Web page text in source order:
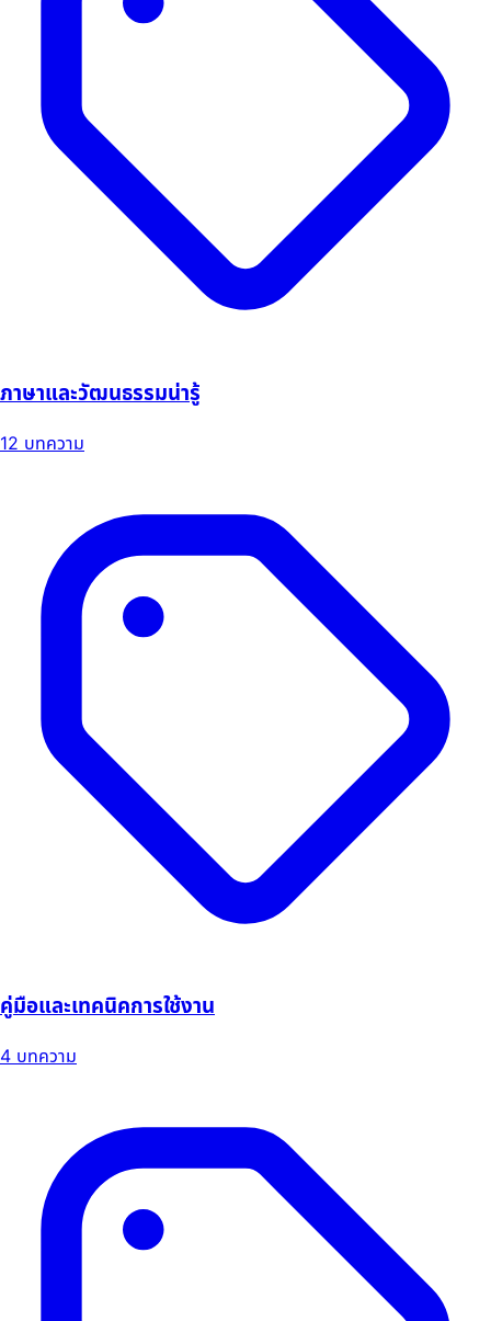
ภาษาและวัฒนธรรมน่ารู้
12 บทความ
คู่มือและเทคนิคการใช้งาน
4 บทความ